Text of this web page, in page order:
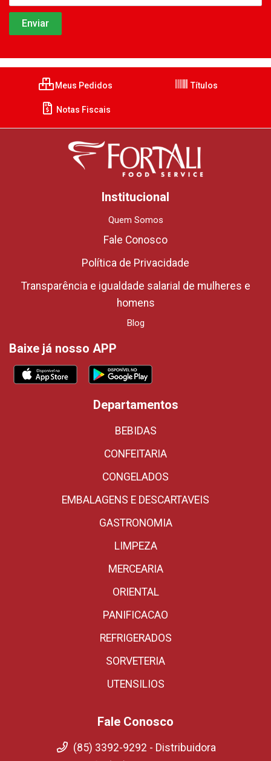
Meus Pedidos Títulos
Notas Fiscais
Institucional
Quem Somos
Fale Conosco
Política de Privacidade
Transparência e igualdade salarial de mulheres e
homens
Blog
Baixe já nosso APP
Departamentos
BEBIDAS
CONFEITARIA
CONGELADOS
EMBALAGENS E DESCARTAVEIS
GASTRONOMIA
LIMPEZA
MERCEARIA
ORIENTAL
PANIFICACAO
REFRIGERADOS
SORVETERIA
UTENSILIOS
Fale Conosco
(85) 3392-9292 - Distribuidora